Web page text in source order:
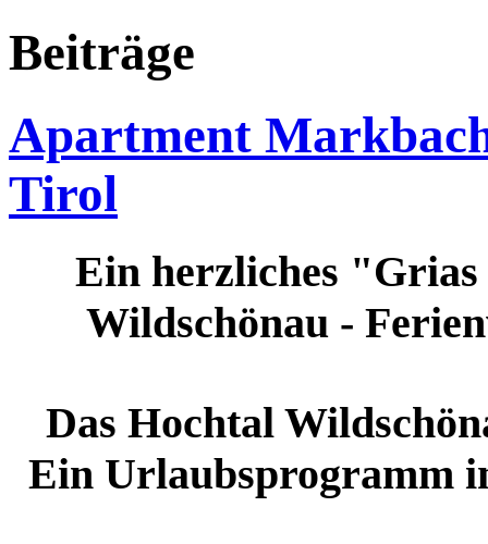
Beiträge
Apartment
Tirol
Ein herzliches
Wildschönau -
Das Hochtal
Ein Urlaubsprogramm